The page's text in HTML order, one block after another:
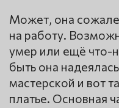
Может, она
на работу.
умер или ещё что-
быть она
мастерской и вот
платье. Основная